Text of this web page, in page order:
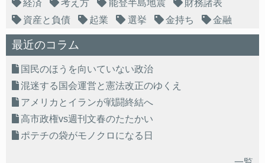
経済
考え方 能登半島地震
財務諸表
資産と負債
起業 選挙 金持ち 金融
最近のコラム
国民のほうを向いていない政治
混迷する国会運営と憲法改正のゆくえ
アメリカとイランが戦闘終結へ
高市政権vs週刊文春のたたかい
ポテチの袋がモノクロになる日